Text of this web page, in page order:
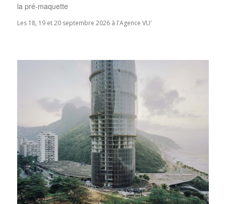
la pré-maquette
Les 18, 19 et 20 septembre 2026 à l'Agence VU'